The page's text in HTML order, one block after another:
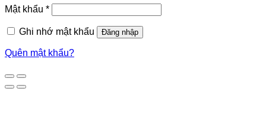
Mật khẩu *
Ghi nhớ mật khẩu Đăng nhập
Quên mật khẩu?